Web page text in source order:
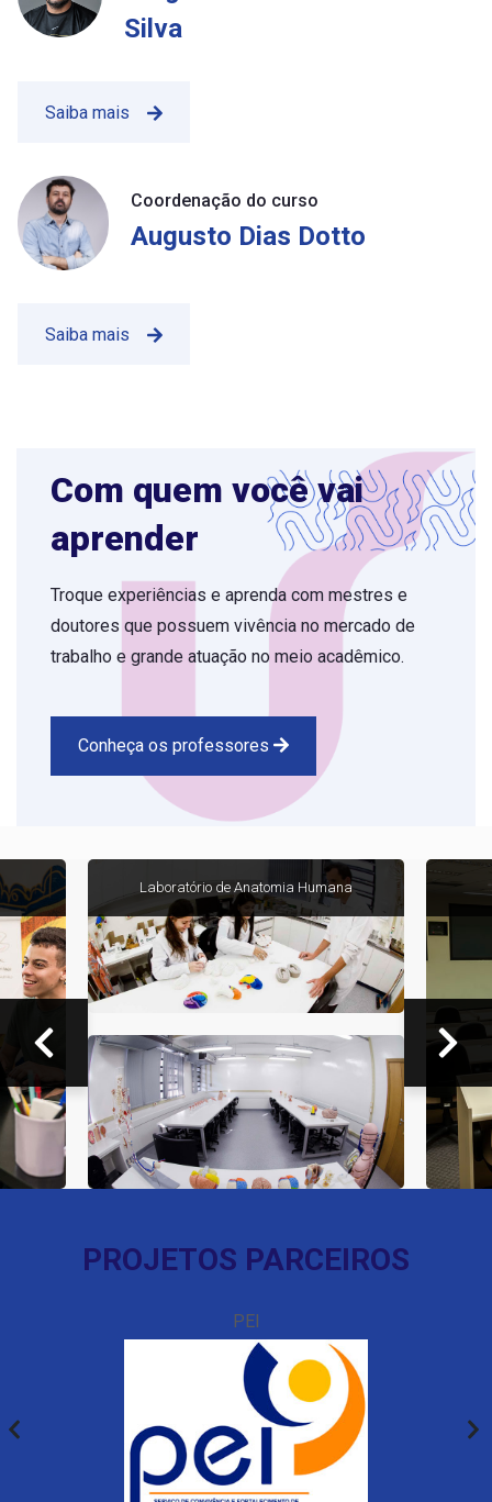
Silva
Saiba mais
Coordenação do curso
Augusto Dias Dotto
Saiba mais
Com quem você vai
aprender
Troque experiências e aprenda com mestres e
doutores que possuem vivência no mercado de
trabalho e grande atuação no meio acadêmico.
Conheça os professores
Laboratório de Anatomia Humana
Anterior Próximo
PROJETOS PARCEIROS
PEI